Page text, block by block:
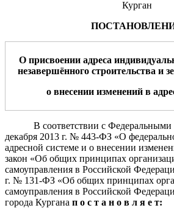
Курган
О присвоении адреса
незавершённого строительства и
о внесении изменений в
В соответствии с Федеральными
декабря 2013 г. № 443-ФЗ «О
адресной системе и о внесении
закон «Об общих принципах
самоуправления в Российской
г. № 131-ФЗ «Об общих принципах
самоуправления в Российской
города Кургана п о с т а н о в л я е т: